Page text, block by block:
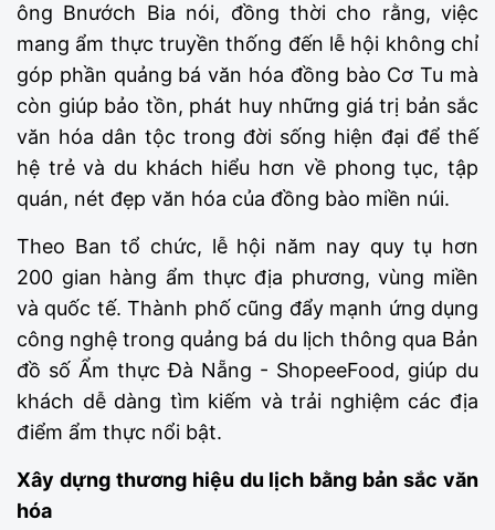
ông Bnướch Bia nói, đồng thời cho rằng, việc
mang ẩm thực truyền thống đến lễ hội không chỉ
góp phần quảng bá văn hóa đồng bào Cơ Tu mà
còn giúp bảo tồn, phát huy những giá trị bản sắc
văn hóa dân tộc trong đời sống hiện đại để thế
hệ trẻ và du khách hiểu hơn về phong tục, tập
quán, nét đẹp văn hóa của đồng bào miền núi.
Theo Ban tổ chức, lễ hội năm nay quy tụ hơn
200 gian hàng ẩm thực địa phương, vùng miền
và quốc tế. Thành phố cũng đẩy mạnh ứng dụng
công nghệ trong quảng bá du lịch thông qua Bản
đồ số Ẩm thực Đà Nẵng - ShopeeFood, giúp du
khách dễ dàng tìm kiếm và trải nghiệm các địa
điểm ẩm thực nổi bật.
Xây dựng thương hiệu du lịch bằng bản sắc văn
hóa